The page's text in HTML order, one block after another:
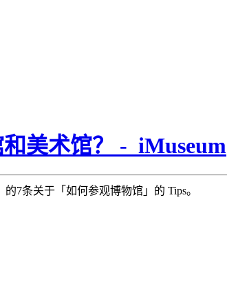
和美术馆？ - iMuseum
的7条关于「如何参观博物馆」的 Tips。